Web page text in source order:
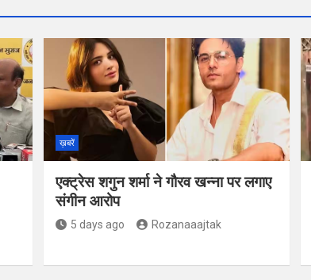
ख़बरें
एक्ट्रेस शगुन शर्मा ने गौरव खन्ना पर लगाए
संगीन आरोप
5 days ago Rozanaaajtak